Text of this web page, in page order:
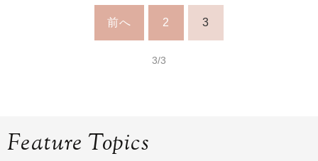
前へ 2 3
3/3
Feature Topics